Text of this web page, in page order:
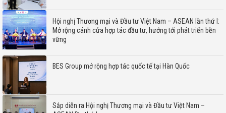
Hội nghị Thương mại và Đầu tư Việt Nam – ASEAN lần thứ I:
Mở rộng cánh cửa hợp tác đầu tư, hướng tới phát triển bền
vững
BES Group mở rộng hợp tác quốc tế tại Hàn Quốc
Sắp diễn ra Hội nghị Thương mại và Đầu tư Việt Nam –